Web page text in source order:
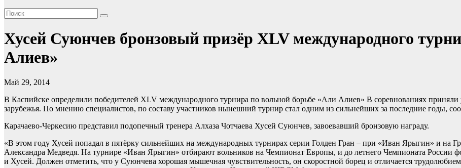
Хусей Суюнчев бронзовый призёр XLV международного
Алиев»
Май 29, 2014
В Каспийске определили победителей XLV международного турнира по вольной борьбе «Али Алиев» В соревнованиях приняли
зарубежья. По мнению специалистов, по составу участников нынешний турнир стал одним из сильнейших за последние годы,
Карачаево-Черкесию представил подопечный тренера Алхаза Чотчаева Хусей Суюнчев, завоевавший бронзовую награду.
«В этом году Хусей попадал в пятёрку сильнейших на международных турнирах серии Голден Гран – при «Иван Ярыгин» и на
Александра Медведя. На турнире «Иван Ярыгин» отбирают вольников на Чемпионат Европы, и до летнего Чемпионата России
и Хусей. Должен отметить, что у Суюнчева хорошая мышечная чувствительность, он скоростной борец и отличается